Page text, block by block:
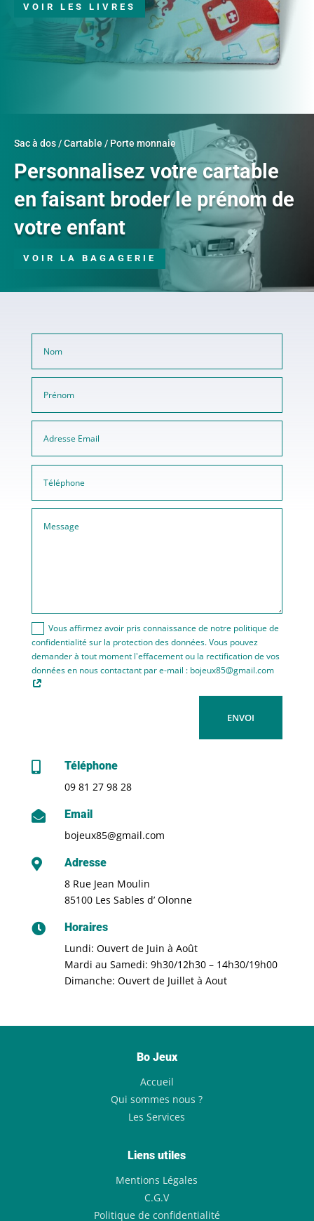
VOIR LES LIVRES
Sac à dos / Cartable / Porte monnaie
Personnalisez votre cartable
en faisant broder le prénom de
votre enfant
VOIR LA BAGAGERIE
Vous affirmez avoir pris connaissance de notre politique de
confidentialité sur la protection des données. Vous pouvez
demander à tout moment l'effacement ou la rectification de vos
données en nous contactant par e-mail : bojeux85@gmail.com
ENVOI

Téléphone
09 81 27 98 28

Email
bojeux85@gmail.com

Adresse
8 Rue Jean Moulin
85100 Les Sables d’ Olonne

Horaires
Lundi: Ouvert de Juin à Août
Mardi au Samedi: 9h30/12h30 – 14h30/19h00
Dimanche: Ouvert de Juillet à Aout
Bo Jeux
Accueil
Qui sommes nous ?
Les Services
Liens utiles
Mentions Légales
C.G.V
Politique de confidentialité